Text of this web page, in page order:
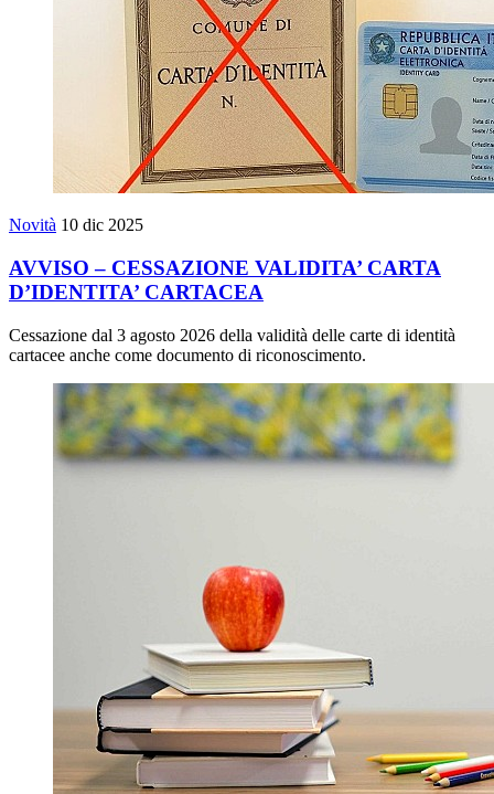
Novità 10 dic 2025
AVVISO – CESSAZIONE VALIDITA’ CARTA
D’IDENTITA’ CARTACEA
Cessazione dal 3 agosto 2026 della validità delle carte di identità
cartacee anche come documento di riconoscimento.